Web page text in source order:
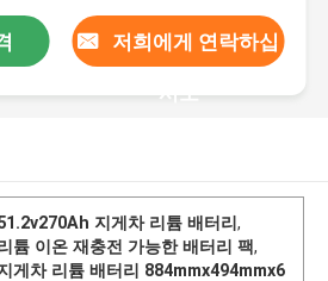
저희에게 연락하십
시오
지게차 리튬 배터리,
튬 이온 재충전 가능한 배터리 팩,
게차 리튬 배터리 884mmx494mmx6